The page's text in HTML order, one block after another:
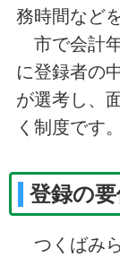
務時間など
市で会計
に登録者の
が選考し、
く制度です。
登録の
つくばみ